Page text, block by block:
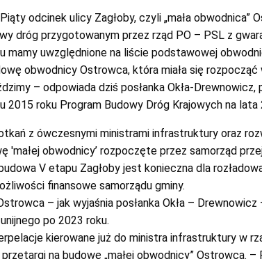
odcinek ulicy Zagłoby, czyli „mała obwodnica”
dróg przygotowanym przez rząd PO – PSL z
mamy uwzględnione na liście podstawowej
obwodnicy Ostrowca, która miała się
– odpowiada dziś posłanka Okła-
2015 roku Program Budowy Dróg Krajowych na lata
z ówczesnymi ministrami infrastruktury oraz
'małej obwodnicy’ rozpoczęte przez samorząd
V etapu Zagłoby jest konieczna dla
finansowe samorządu gminy.
– jak wyjaśnia posłanka Okła – Drewnowicz
po 2023 roku.
kierowane już do ministra infrastruktury w
na budowę „małej obwodnicy” Ostrowca. –